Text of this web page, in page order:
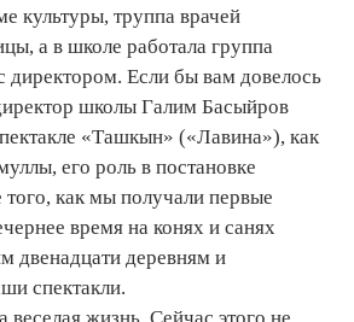
культуры, труппа врачей
а в школе работала группа
директором. Если бы вам довелось
школы Галим Басыйров
«Ташкын» («Лавина»), как
его роль в постановке
как мы получали первые
время на конях и санях
двенадцати деревням и
спектакли.